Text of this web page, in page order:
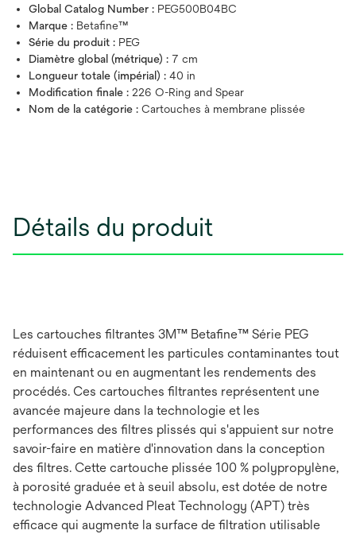
Global Catalog Number : PEG500B04BC
Marque : Betafine™
Série du produit : PEG
Diamètre global (métrique) : 7 cm
Longueur totale (impérial) : 40 in
Modification finale : 226 O-Ring and Spear
Nom de la catégorie : Cartouches à membrane plissée
Détails du produit
Les cartouches filtrantes 3M™ Betafine™ Série PEG
réduisent efficacement les particules contaminantes tout
en maintenant ou en augmentant les rendements des
procédés. Ces cartouches filtrantes représentent une
avancée majeure dans la technologie et les
performances des filtres plissés qui s'appuient sur notre
savoir-faire en matière d'innovation dans la conception
des filtres. Cette cartouche plissée 100 % polypropylène,
à porosité graduée et à seuil absolu, est dotée de notre
technologie Advanced Pleat Technology (APT) très
efficace qui augmente la surface de filtration utilisable